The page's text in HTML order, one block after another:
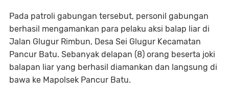
Pada patroli gabungan tersebut, personil gabungan
berhasil mengamankan para pelaku aksi balap liar di
Jalan Glugur Rimbun, Desa Sei Glugur Kecamatan
Pancur Batu. Sebanyak delapan (8) orang beserta joki
balapan liar yang berhasil diamankan dan langsung di
bawa ke Mapolsek Pancur Batu.